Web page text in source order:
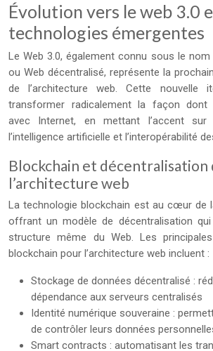
Évolution vers le web 3.0
technologies émergentes
Le Web 3.0, également connu sous le
ou Web décentralisé, représente la
de l’architecture web. Cette nouvelle
transformer radicalement la façon dont
avec Internet, en mettant l’accent sur
l’intelligence artificielle et l’interopérabilité
Blockchain et décentralisation
l’architecture web
La technologie blockchain est au cœur de
offrant un modèle de décentralisation
structure même du Web. Les
blockchain pour l’architecture web incluent :
Stockage de données décentralisé :
dépendance aux serveurs centralisés
Identité numérique souveraine :
de contrôler leurs données
Smart contracts : automatisant les